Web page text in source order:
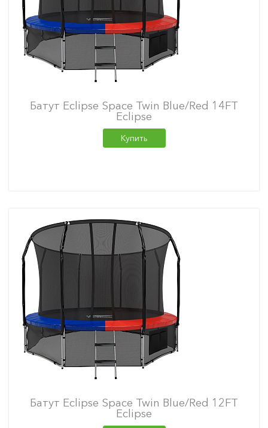
Батут Eclipse Space Twin Blue/Red 14FT
Eclipse
Купить
Батут Eclipse Space Twin Blue/Red 12FT
Eclipse